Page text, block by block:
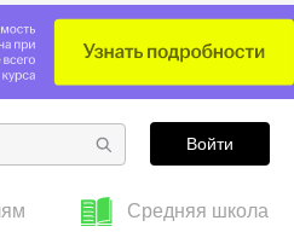
Войти
Средняя школа